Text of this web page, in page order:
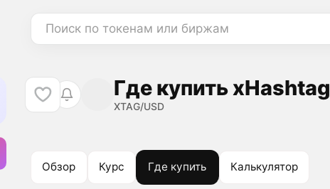
Поиск по токенам или биржам
Где купить xHashtag
XTAG/USD
Обзор Курс Где купить Калькулятор